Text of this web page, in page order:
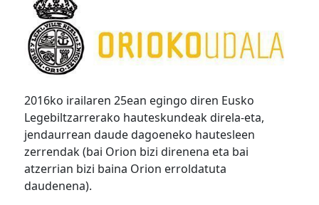
2016ko irailaren 25ean egingo diren Eusko
Legebiltzarrerako hauteskundeak direla-eta,
jendaurrean daude dagoeneko hautesleen
zerrendak (bai Orion bizi direnena eta bai
atzerrian bizi baina Orion erroldatuta
daudenena).